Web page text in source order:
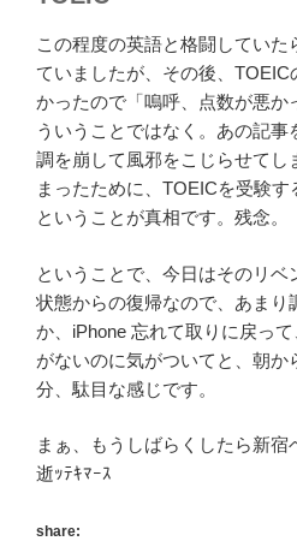
この程度の英語と格闘していた
ていましたが、その後、TOEIC
かったので「嗚呼、点数が悪か
ういうことではなく。あの記
調を崩して風邪をこじらせてし
まったために、TOEICを受験す
ということが真相です。残念。
ということで、今日はそのリ
状態からの復帰なので、あまり
か、iPhone 忘れて取りに戻っ
がないのに気がついてと、朝か
分、駄目な感じです。
まぁ、もうしばらくしたら新宿
逝ｯﾃｷﾏｰｽ
share: